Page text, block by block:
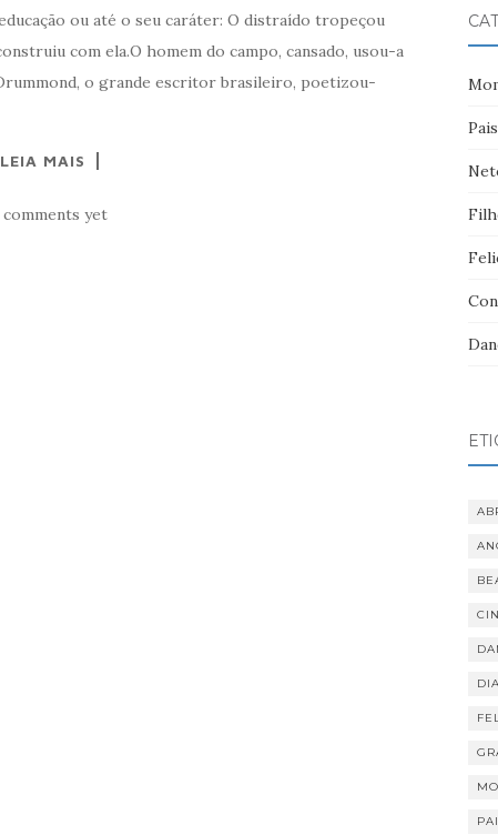
ou até o seu caráter: O distraído tropeçou
com ela.O homem do campo, cansado, usou-a
o grande escritor brasileiro, poetizou-
LEIA MAIS
comments yet